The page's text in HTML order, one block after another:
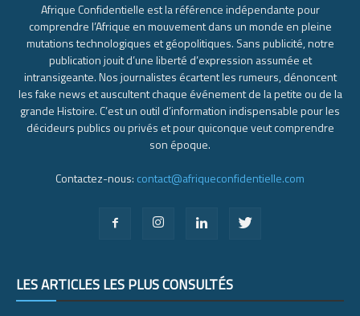
Afrique Confidentielle est la référence indépendante pour
comprendre l’Afrique en mouvement dans un monde en pleine
mutations technologiques et géopolitiques. Sans publicité, notre
publication jouit d’une liberté d’expression assumée et
intransigeante. Nos journalistes écartent les rumeurs, dénoncent
les fake news et auscultent chaque événement de la petite ou de la
grande Histoire. C’est un outil d’information indispensable pour les
décideurs publics ou privés et pour quiconque veut comprendre
son époque.
Contactez-nous: contact@afriqueconfidentielle.com
LES ARTICLES LES PLUS CONSULTÉS